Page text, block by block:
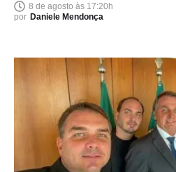
8 de agosto às 17:20h
por Daniele Mendonça